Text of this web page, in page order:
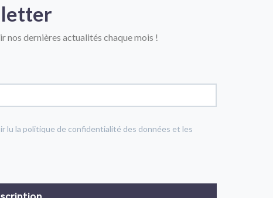
dernières actualités chaque mois !
lu la politique de confidentialité des données et les